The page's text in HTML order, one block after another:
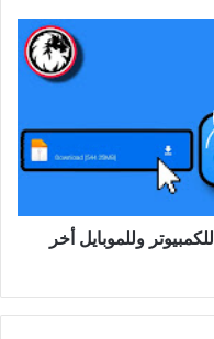
تحميل شير ات 2023 SHAREit للكمبيوتر وللموبايل أخر